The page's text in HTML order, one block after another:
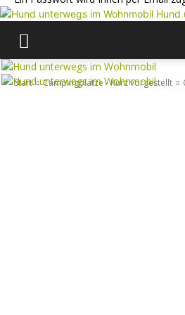
Hund
Start Campingplätze - Kurz vorgestellt